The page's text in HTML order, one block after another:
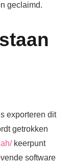
geclaimd.
exporteren dit
getrokken
keerpunt
software